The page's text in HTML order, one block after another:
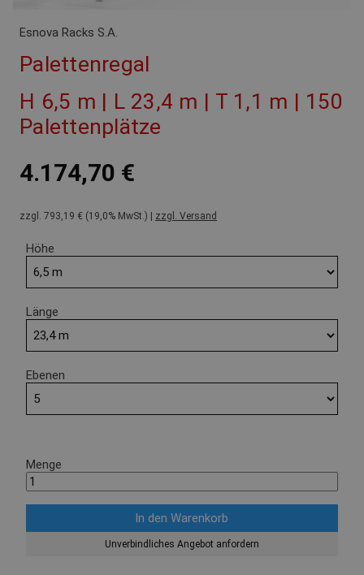
Esnova Racks S.A.
Palettenregal
H 6,5 m | L 23,4 m | T 1,1 m | 150
Palettenplätze
4.174,70 €
zzgl. 793,19 € (19,0% MwSt.) | zzgl. Versand
Höhe
Länge
Ebenen
Menge
Unverbindliches Angebot anfordern